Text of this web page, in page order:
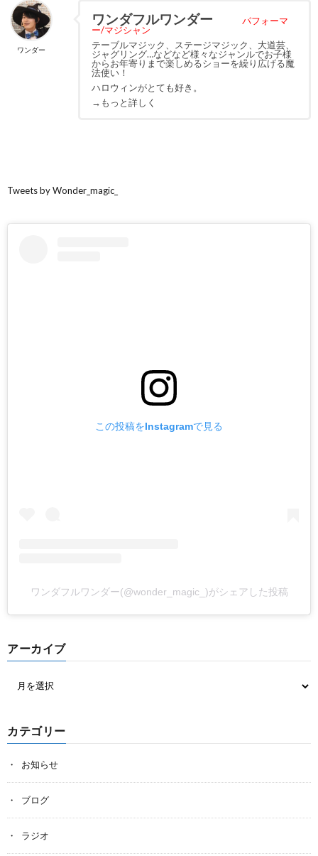
ワンダー
ワンダフルワンダー
パフォーマ
ー/マジシャン
テーブルマジック、ステージマジック、大道芸、
ジャグリング…などなど様々なジャンルでお子様
からお年寄りまで楽しめるショーを繰り広げる魔
法使い！
ハロウィンがとても好き。
→もっと詳しく
Tweets by Wonder_magic_
この投稿をInstagramで見る
ワンダフルワンダー(@wonder_magic_)がシェアした投稿
アーカイブ
カテゴリー
お知らせ
ブログ
ラジオ